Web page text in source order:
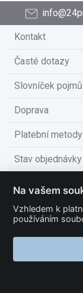
Kontakt
Časté dotazy
Slovníček pojmů
Doprava
Platební metody
Stav objednávky
Obchodní
Technické
Na vašem
Vzhledem k
používáním